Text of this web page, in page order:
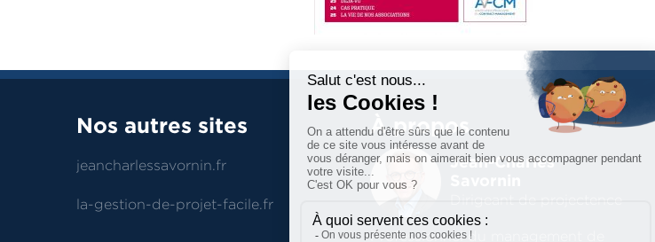
Nos autres sites
jeancharlessavornin.fr
la-gestion-de-projet-facile.fr
À propos
Jean-Charles
Professionnel du management de